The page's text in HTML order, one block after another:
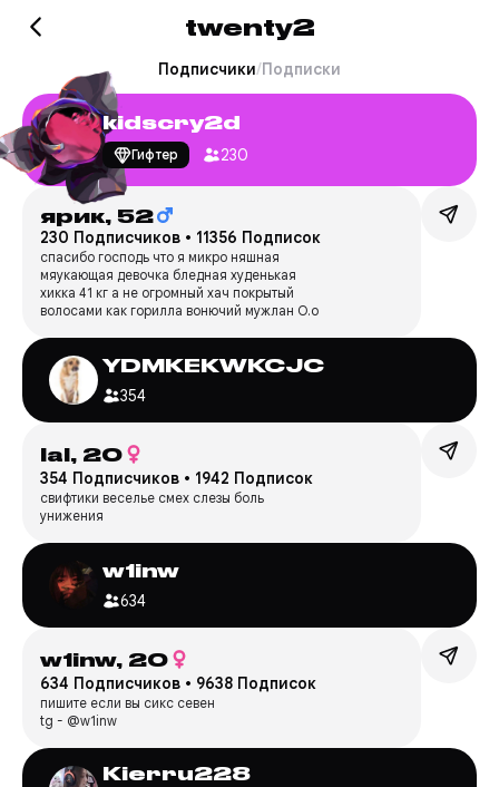
twenty2
Подписчики/Подписки
kidscry2d
Гифтер 230
ярик, 52
230 Подписчиков • 11356 Подписок
спасибо господь что я микро няшная
мяукающая девочка бледная худенькая
хикка 41 кг а не огромный хач покрытый
волосами как горилла вонючий мужлан О.о
YDMKEKWKCJC
354
lal, 20
354 Подписчиков • 1942 Подписок
свифтики веселье смех слезы боль
унижения
w1inw
634
︎w1inw, 20
634 Подписчиков • 9638 Подписок
пишите если вы сикс севен
tg - @w1inw
Kierru228